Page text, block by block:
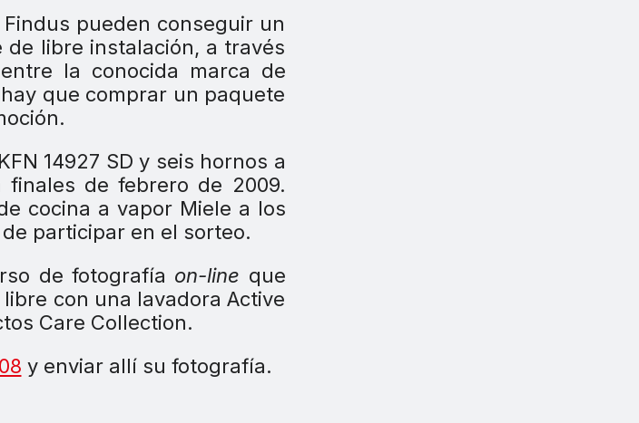
pueden conseguir un
libre instalación, a través
la conocida marca de
que comprar un paquete
14927 SD y seis hornos a
de febrero de 2009.
cocina a vapor Miele a los
participar en el sorteo.
de fotografía on-line que
con una lavadora Active
Care Collection.
y enviar allí su fotografía.